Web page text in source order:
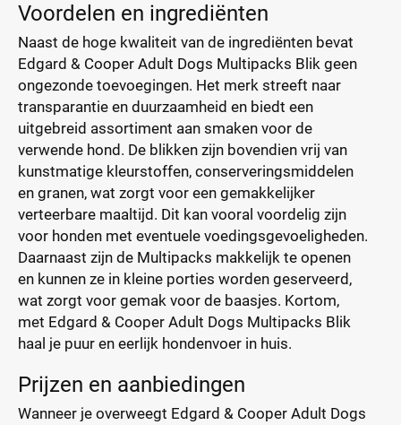
Voordelen en ingrediënten
Naast de hoge kwaliteit van de ingrediënten bevat
Edgard & Cooper Adult Dogs Multipacks Blik geen
ongezonde toevoegingen. Het merk streeft naar
transparantie en duurzaamheid en biedt een
uitgebreid assortiment aan smaken voor de
verwende hond. De blikken zijn bovendien vrij van
kunstmatige kleurstoffen, conserveringsmiddelen
en granen, wat zorgt voor een gemakkelijker
verteerbare maaltijd. Dit kan vooral voordelig zijn
voor honden met eventuele voedingsgevoeligheden.
Daarnaast zijn de Multipacks makkelijk te openen
en kunnen ze in kleine porties worden geserveerd,
wat zorgt voor gemak voor de baasjes. Kortom,
met Edgard & Cooper Adult Dogs Multipacks Blik
haal je puur en eerlijk hondenvoer in huis.
Prijzen en aanbiedingen
Wanneer je overweegt Edgard & Cooper Adult Dogs